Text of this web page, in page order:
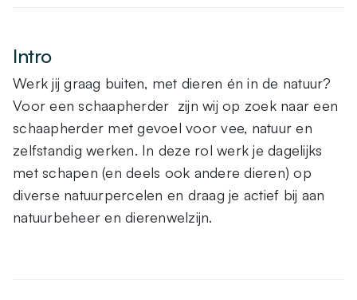
Intro
Werk jij graag buiten, met dieren én in de natuur?
Voor een schaapherder zijn wij op zoek naar een
schaapherder met gevoel voor vee, natuur en
zelfstandig werken. In deze rol werk je dagelijks
met schapen (en deels ook andere dieren) op
diverse natuurpercelen en draag je actief bij aan
natuurbeheer en dierenwelzijn.